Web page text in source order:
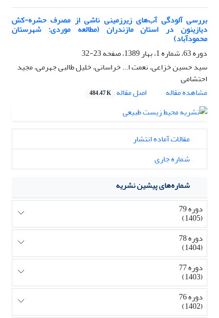
بررسی آلودگی آب‌های زیرزمینی ناشی از مصرف حشره-کش
دیازینون در استان مازندران (مطالعه موردی: شهرستان
محمودآباد)
دوره 63، شماره 1، بهار 1389، صفحه
23-32
سید حسین خزاعی، نعمت ا... خراسانی، خلیل طالبی جهرمی، مجید
احتشامی
مشاهده مقاله
اصل مقاله 484.47 K
مقالات آماده انتشار
شماره جاری
شماره‌های پیشین نشریه
دوره 79
(1405)
دوره 78
(1404)
دوره 77
(1403)
دوره 76
(1402)